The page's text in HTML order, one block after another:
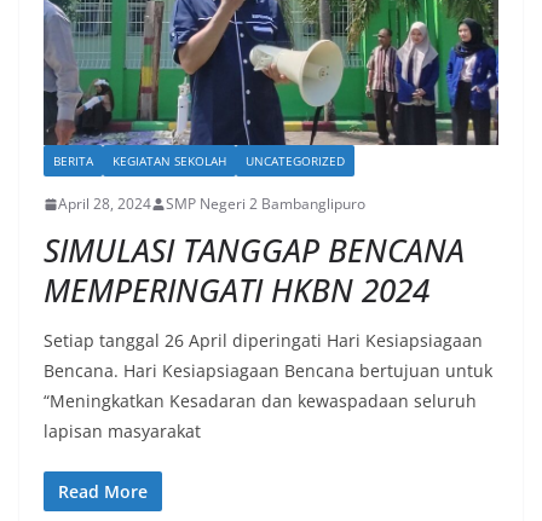
BERITA KEGIATAN SEKOLAH UNCATEGORIZED
April 28, 2024 SMP Negeri 2 Bambanglipuro
SIMULASI TANGGAP BENCANA
MEMPERINGATI HKBN 2024
Setiap tanggal 26 April diperingati Hari Kesiapsiagaan
Bencana. Hari Kesiapsiagaan Bencana bertujuan untuk
“Meningkatkan Kesadaran dan kewaspadaan seluruh
lapisan masyarakat
Read More